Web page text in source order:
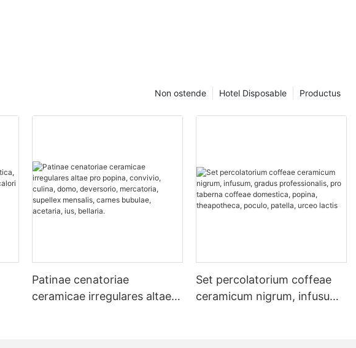
Productus
Hotel Disposable
Non ostende
Patinae cenatoriae
ceramicae irregulares altae
Set percolatorium coffeae
ceramicum nigrum, infusum,